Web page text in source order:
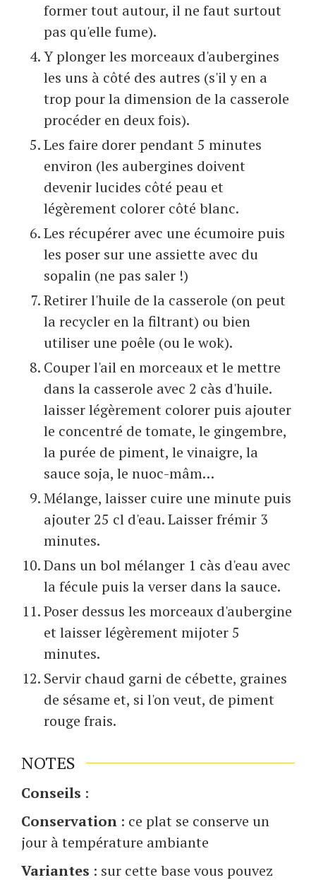
former tout autour, il ne faut surtout
pas qu'elle fume).
Y plonger les morceaux d'aubergines
les uns à côté des autres (s'il y en a
trop pour la dimension de la casserole
procéder en deux fois).
Les faire dorer pendant 5 minutes
environ (les aubergines doivent
devenir lucides côté peau et
légèrement colorer côté blanc.
Les récupérer avec une écumoire puis
les poser sur une assiette avec du
sopalin (ne pas saler !)
Retirer l'huile de la casserole (on peut
la recycler en la filtrant) ou bien
utiliser une poêle (ou le wok).
Couper l'ail en morceaux et le mettre
dans la casserole avec 2 càs d'huile.
laisser légèrement colorer puis ajouter
le concentré de tomate, le gingembre,
la purée de piment, le vinaigre, la
sauce soja, le nuoc-mâm…
Mélange, laisser cuire une minute puis
ajouter 25 cl d'eau. Laisser frémir 3
minutes.
Dans un bol mélanger 1 càs d'eau avec
la fécule puis la verser dans la sauce.
Poser dessus les morceaux d'aubergine
et laisser légèrement mijoter 5
minutes.
Servir chaud garni de cébette, graines
de sésame et, si l'on veut, de piment
rouge frais.
NOTES
Conseils :
Conservation : ce plat se conserve un
jour à température ambiante
Variantes : sur cette base vous pouvez